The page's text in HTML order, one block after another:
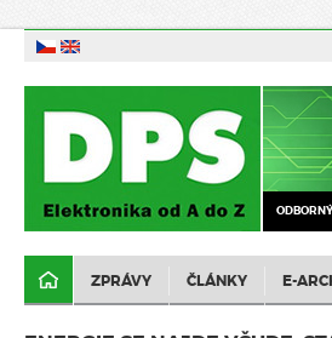
ZPRÁVY ČLÁNKY E-